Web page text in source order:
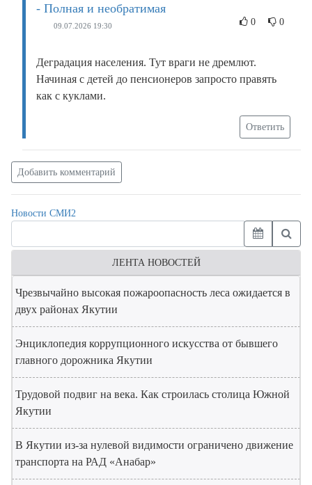
- Полная и необратимая
09.07.2026 19:30 0 0
Деградация населения. Тут враги не дремлют.
Начиная с детей до пенсионеров запросто правять
как с куклами.
Ответить
Добавить комментарий
Новости СМИ2
ЛЕНТА НОВОСТЕЙ
Чрезвычайно высокая пожароопасность леса ожидается в
двух районах Якутии
Энциклопедия коррупционного искусства от бывшего
главного дорожника Якутии
Трудовой подвиг на века. Как строилась столица Южной
Якутии
В Якутии из-за нулевой видимости ограничено движение
транспорта на РАД «Анабар»